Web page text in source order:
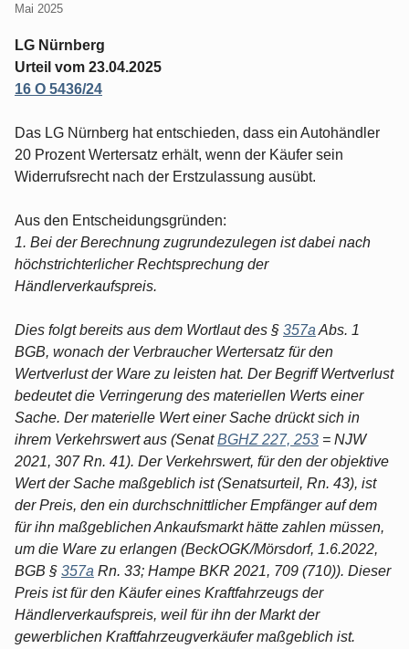
Mai 2025
LG Nürnberg
Urteil vom 23.04.2025
16 O 5436/24
Das LG Nürnberg hat entschieden, dass ein Autohändler
20 Prozent Wertersatz erhält, wenn der Käufer sein
Widerrufsrecht nach der Erstzulassung ausübt.
Aus den Entscheidungsgründen:
1. Bei der Berechnung zugrundezulegen ist dabei nach
höchstrichterlicher Rechtsprechung der
Händlerverkaufspreis.
Dies folgt bereits aus dem Wortlaut des § 357a Abs. 1
BGB, wonach der Verbraucher Wertersatz für den
Wertverlust der Ware zu leisten hat. Der Begriff Wertverlust
bedeutet die Verringerung des materiellen Werts einer
Sache. Der materielle Wert einer Sache drückt sich in
ihrem Verkehrswert aus (SenatBGHZ 227, 253 = NJW
2021, 307 Rn. 41). Der Verkehrswert, für den der objektive
Wert der Sache maßgeblich ist (Senatsurteil, Rn. 43), ist
der Preis, den ein durchschnittlicher Empfänger auf dem
für ihn maßgeblichen Ankaufsmarkt hätte zahlen müssen,
um die Ware zu erlangen (BeckOGK/Mörsdorf, 1.6.2022,
BGB § 357a Rn. 33; Hampe BKR 2021, 709 (710)). Dieser
Preis ist für den Käufer eines Kraftfahrzeugs der
Händlerverkaufspreis, weil für ihn der Markt der
gewerblichen Kraftfahrzeugverkäufer maßgeblich ist.